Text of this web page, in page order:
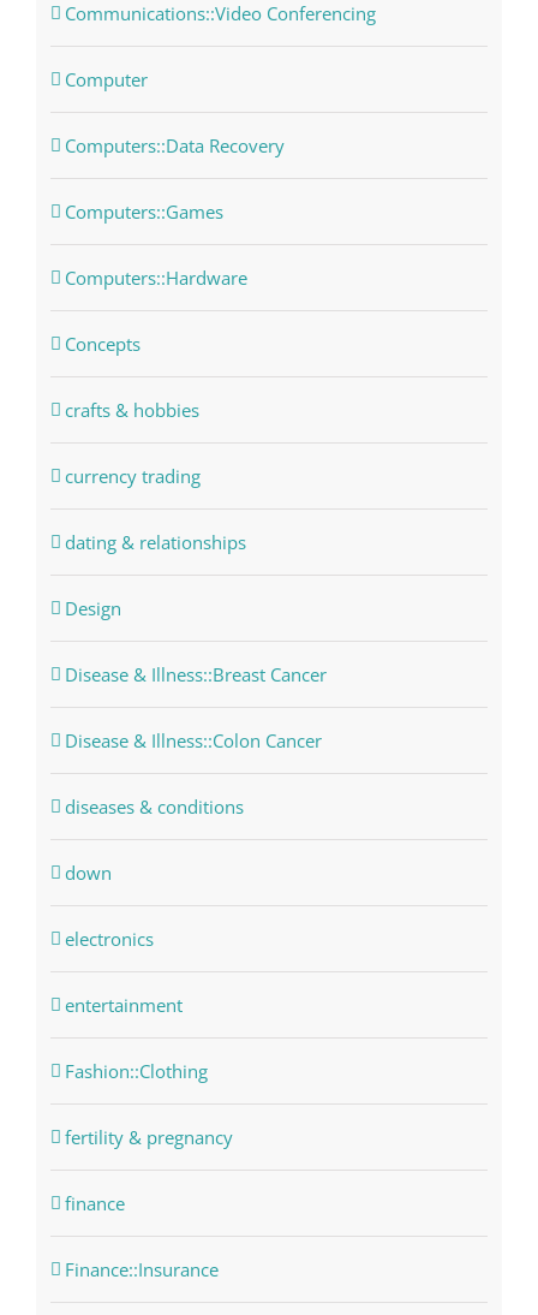
Communications::Video Conferencing
Computer
Computers::Data Recovery
Computers::Games
Computers::Hardware
Concepts
crafts & hobbies
currency trading
dating & relationships
Design
Disease & Illness::Breast Cancer
Disease & Illness::Colon Cancer
diseases & conditions
down
electronics
entertainment
Fashion::Clothing
fertility & pregnancy
finance
Finance::Insurance